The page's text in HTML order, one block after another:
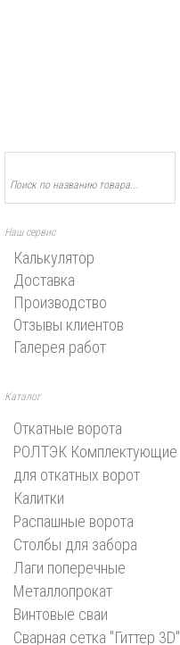
Наш сервис
Калькулятор
Доставка
Производство
Отзывы клиентов
Галерея работ
Каталог
Откатные ворота
РОЛТЭК Комплектующие
для откатных ворот
Калитки
Распашные ворота
Столбы для забора
Лаги поперечные
Металлопрокат
Винтовые сваи
Сварная сетка "Гиттер 3D"